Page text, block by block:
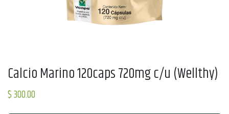
Calcio Marino 120caps 720mg c/u (Wellthy)
$300.00